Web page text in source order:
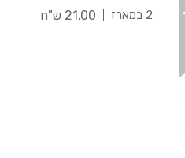
2 במארז
21.00 ש"ח